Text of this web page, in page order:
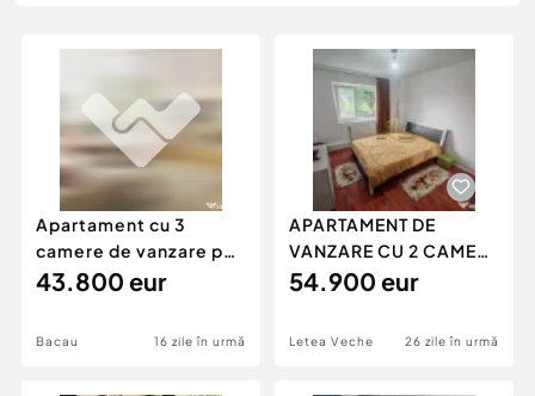
Afaceri și echipamente profesionale
Inchiriere Bunuri si Vehicule
Piese auto si accesorii
Apartament cu 3
camere de vanzare pe
Strada Alecu Russo
43.800 eur
Bacau 16 zile în urmă
APARTAMENT DE
VANZARE CU 2 CAMERE
DECOMANDATE
54.900 eur
Letea Veche 26 zile în urmă